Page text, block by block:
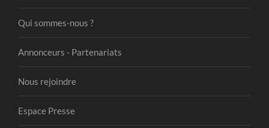
Qui sommes-nous ?
Annonceurs - Partenariats
Nous rejoindre
Espace Presse